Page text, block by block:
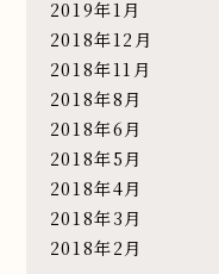
2019年1月
2018年12月
2018年11月
2018年8月
2018年6月
2018年5月
2018年4月
2018年3月
2018年2月